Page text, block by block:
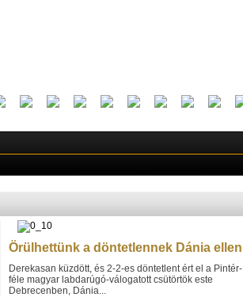
Örülhettünk a döntetlennek Dánia ellen
Derekasan küzdött, és 2-2-es döntetlent ért el a Pintér-
féle magyar labdarúgó-válogatott csütörtök este
Debrecenben, Dánia...